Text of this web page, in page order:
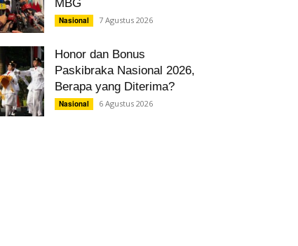
MBG
Nasional 7 Agustus 2026
Honor dan Bonus
Paskibraka Nasional 2026,
Berapa yang Diterima?
Nasional 6 Agustus 2026